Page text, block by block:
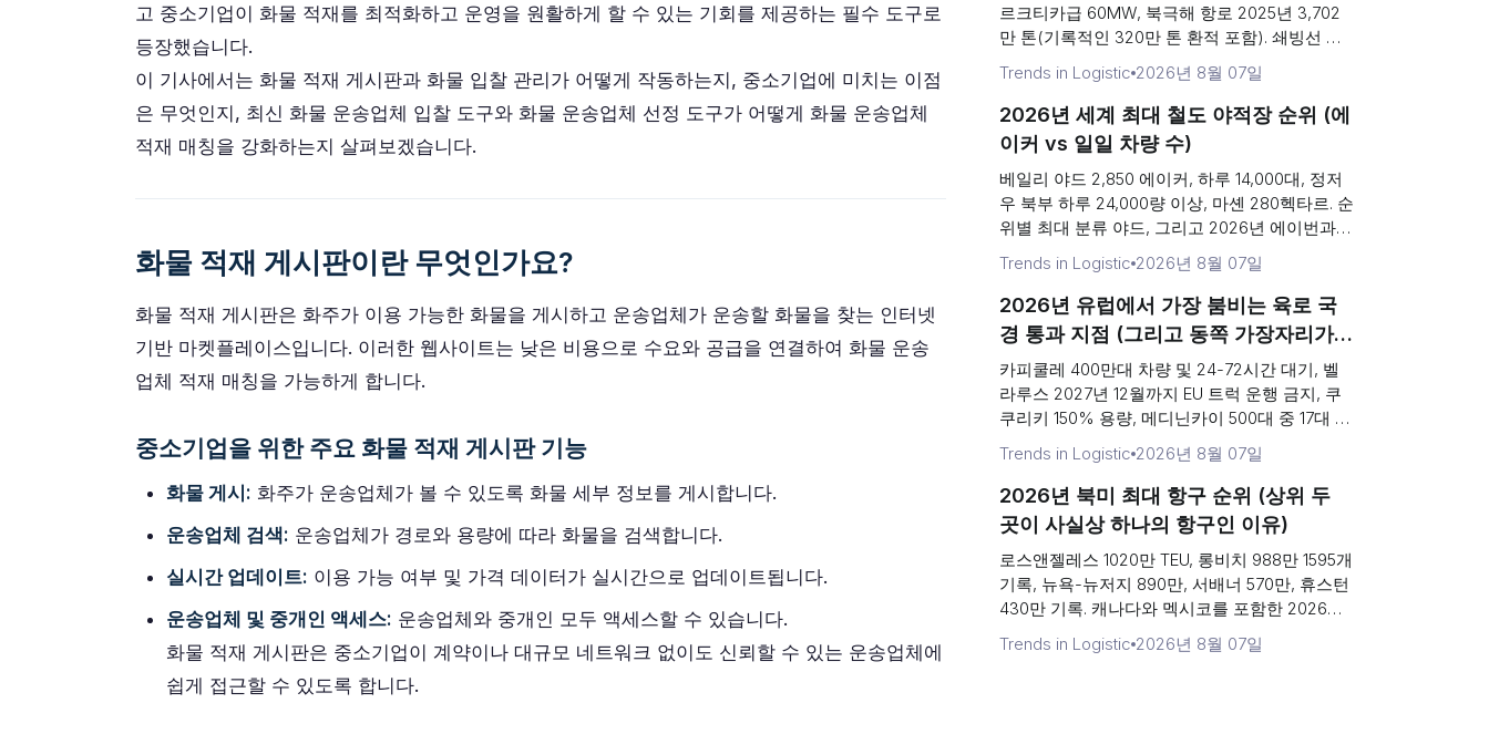
고 중소기업이 화물 적재를 최적화하고 운영을 원활하게 할 수 있는 기회를 제공하는 필수 도구로
등장했습니다.
이 기사에서는 화물 적재 게시판과 화물 입찰 관리가 어떻게 작동하는지, 중소기업에 미치는 이점
은 무엇인지, 최신 화물 운송업체 입찰 도구와 화물 운송업체 선정 도구가 어떻게 화물 운송업체
적재 매칭을 강화하는지 살펴보겠습니다.
화물 적재 게시판이란 무엇인가요?
화물 적재 게시판은 화주가 이용 가능한 화물을 게시하고 운송업체가 운송할 화물을 찾는 인터넷
기반 마켓플레이스입니다. 이러한 웹사이트는 낮은 비용으로 수요와 공급을 연결하여 화물 운송
업체 적재 매칭을 가능하게 합니다.
중소기업을 위한 주요 화물 적재 게시판 기능
화물 게시: 화주가 운송업체가 볼 수 있도록 화물 세부 정보를 게시합니다.
운송업체 검색: 운송업체가 경로와 용량에 따라 화물을 검색합니다.
실시간 업데이트: 이용 가능 여부 및 가격 데이터가 실시간으로 업데이트됩니다.
운송업체 및 중개인 액세스: 운송업체와 중개인 모두 액세스할 수 있습니다.
화물 적재 게시판은 중소기업이 계약이나 대규모 네트워크 없이도 신뢰할 수 있는 운송업체에
쉽게 접근할 수 있도록 합니다.
르크티카급 60MW, 북극해 항로 2025년 3,702
만 톤(기록적인 320만 톤 환적 포함). 쇄빙선 순
위 및 2026년 8월 15일 출항하는 북극 컨테이...
Trends in Logistic 2026년 8월 07일
2026년 세계 최대 철도 야적장 순위 (에
이커 vs 일일 차량 수)
베일리 야드 2,850 에이커, 하루 14,000대, 정저
우 북부 하루 24,000량 이상, 마셴 280헥타르. 순
위별 최대 분류 야드, 그리고 2026년 에이번과
게일즈버그의 험프 투자.
Trends in Logistic 2026년 8월 07일
2026년 유럽에서 가장 붐비는 육로 국
경 통과 지점 (그리고 동쪽 가장자리가
왜 하나의 관문으로 축소되었는가)
카피쿨레 400만대 차량 및 24-72시간 대기, 벨
라루스 2027년 12월까지 EU 트럭 운행 금지, 쿠
쿠리키 150% 용량, 메디닌카이 500대 중 17대 처
리. 유럽에서 가장 붐비는 육상 국경 화물 운송 순
위.
Trends in Logistic 2026년 8월 07일
2026년 북미 최대 항구 순위 (상위 두
곳이 사실상 하나의 항구인 이유)
로스앤젤레스 1020만 TEU, 롱비치 988만 1595개
기록, 뉴욕-뉴저지 890만, 서배너 570만, 휴스턴
430만 기록. 캐나다와 멕시코를 포함한 2026년
북미 최대 항구 순위.
Trends in Logistic 2026년 8월 07일